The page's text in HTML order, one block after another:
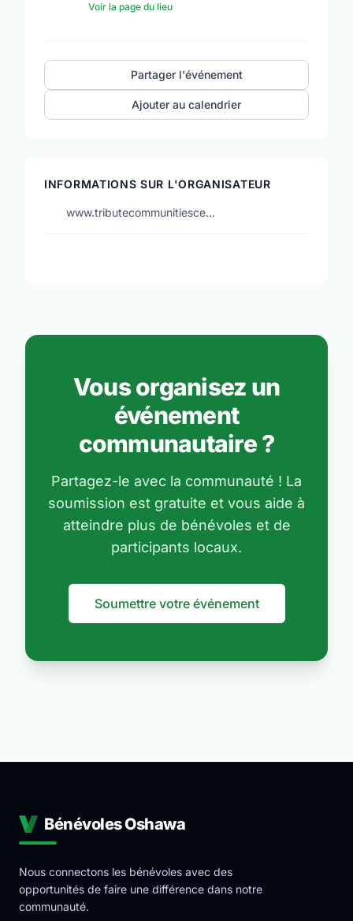
Voir la page du lieu
Partager l'événement
Ajouter au calendrier
INFORMATIONS SUR L'ORGANISATEUR
www.tributecommunitiesce…
Vous organisez un
événement
communautaire ?
Partagez-le avec la communauté ! La
soumission est gratuite et vous aide à
atteindre plus de bénévoles et de
participants locaux.
Soumettre votre événement
Bénévoles Oshawa
Nous connectons les bénévoles avec des
opportunités de faire une différence dans notre
communauté.